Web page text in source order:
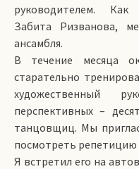
руководителем. Как
Забита Ризванова,
ансамбля.
В течение месяца
старательно
художественный
перспективных –
танцовщиц. Мы
посмотреть репетицию
Я встретил его на